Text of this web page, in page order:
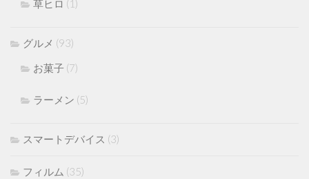
草ヒロ (1)
グルメ (93)
お菓子 (7)
ラーメン (5)
スマートデバイス (3)
フィルム (35)